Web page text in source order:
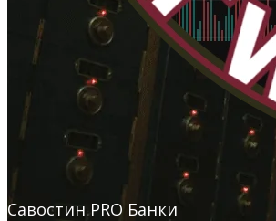
Савостин PRO Банки